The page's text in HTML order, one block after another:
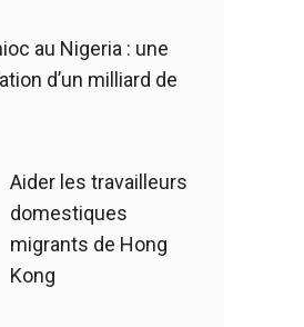
au Nigeria : une
d’un milliard de
Aider les travailleurs
domestiques
migrants de Hong
Kong